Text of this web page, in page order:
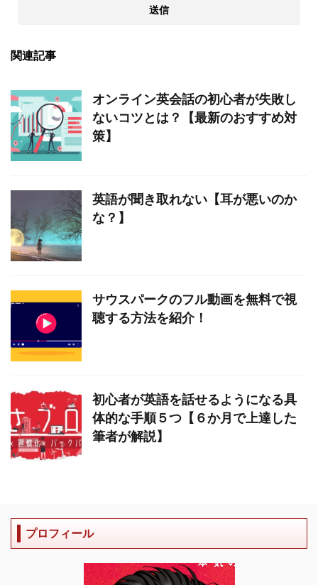
関連記事
オンライン英会話の初心者が失敗し
ないコツとは？【最新のおすすめ対
策】
英語が聞き取れない【耳が悪いのか
な？】
サウスパークのフル動画を無料で視
聴する方法を紹介！
初心者が英語を話せるようになる具
体的な手順５つ【６か月で上達した
筆者が解説】
プロフィール